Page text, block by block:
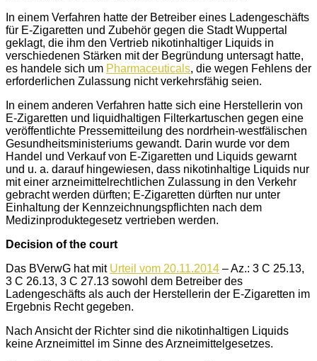
In einem Verfahren hatte der Betreiber eines Ladengeschäfts
für E-Zigaretten und Zubehör gegen die Stadt Wuppertal
geklagt, die ihm den Vertrieb nikotinhaltiger Liquids in
verschiedenen Stärken mit der Begründung untersagt hatte,
es handele sich um Pharmaceuticals, die wegen Fehlens der
erforderlichen Zulassung nicht verkehrsfähig seien.
In einem anderen Verfahren hatte sich eine Herstellerin von
E-Zigaretten und liquidhaltigen Filterkartuschen gegen eine
veröffentlichte Pressemitteilung des nordrhein-westfälischen
Gesundheitsministeriums gewandt. Darin wurde vor dem
Handel und Verkauf von E-Zigaretten und Liquids gewarnt
und u. a. darauf hingewiesen, dass nikotinhaltige Liquids nur
mit einer arzneimittelrechtlichen Zulassung in den Verkehr
gebracht werden dürften; E-Zigaretten dürften nur unter
Einhaltung der Kennzeichnungspflichten nach dem
Medizinproduktegesetz vertrieben werden.
Decision of the court
Das BVerwG hat mit Urteil vom 20.11.2014 – Az.: 3 C 25.13,
3 C 26.13, 3 C 27.13 sowohl dem Betreiber des
Ladengeschäfts als auch der Herstellerin der E-Zigaretten im
Ergebnis Recht gegeben.
Nach Ansicht der Richter sind die nikotinhaltigen Liquids
keine Arzneimittel im Sinne des Arzneimittelgesetzes.